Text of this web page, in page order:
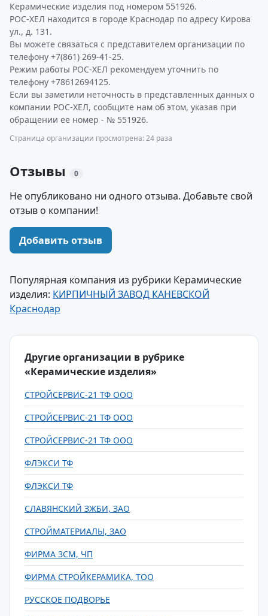
Керамические изделия под номером 551926.
РОС-ХЕЛ находится в городе Краснодар по адресу Кирова
ул., д. 131.
Вы можете связаться с представителем организации по
телефону +7(861) 269-41-25.
Режим работы РОС-ХЕЛ рекомендуем уточнить по
телефону +78612694125.
Если вы заметили неточность в представленных данных о
компании РОС-ХЕЛ, сообщите нам об этом, указав при
обращении ее номер - № 551926.
Страница организации просмотрена: 24 раза
Отзывы 0
Не опубликовано ни одного отзыва. Добавьте свой
отзыв о компании!
Добавить отзыв
Популярная компания из рубрики Керамические
изделия: КИРПИЧНЫЙ ЗАВОД КАНЕВСКОЙ
Краснодар
Другие организации в рубрике
«Керамические изделия»
СТРОЙСЕРВИС-21 ТФ ООО
СТРОЙСЕРВИС-21 ТФ ООО
СТРОЙСЕРВИС-21 ТФ ООО
ФЛЭКСИ ТФ
ФЛЭКСИ ТФ
СЛАВЯНСКИЙ ЗЖБИ, ЗАО
СТРОЙМАТЕРИАЛЫ, ЗАО
ФИРМА ЗСМ, ЧП
ФИРМА СТРОЙКЕРАМИКА, ТОО
РУССКОЕ ПОДВОРЬЕ